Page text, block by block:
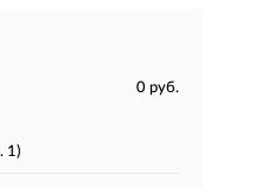
0 руб.
1)